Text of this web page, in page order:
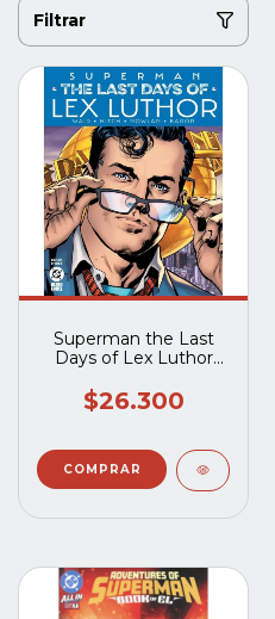
Filtrar
Superman the Last
Days of Lex Luthor
$26.300